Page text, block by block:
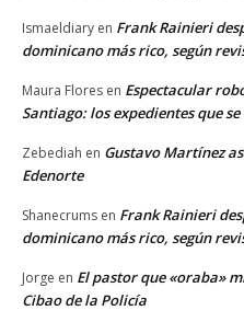
Ismaeldiary en Frank Rainieri
dominicano más rico, según
Maura Flores en Espectacular
Santiago: los expedientes que
Zebediah en Gustavo Martínez
Edenorte
Shanecrums en Frank Rainieri
dominicano más rico, según
Jorge en El pastor que «oraba»
Cibao de la Policía